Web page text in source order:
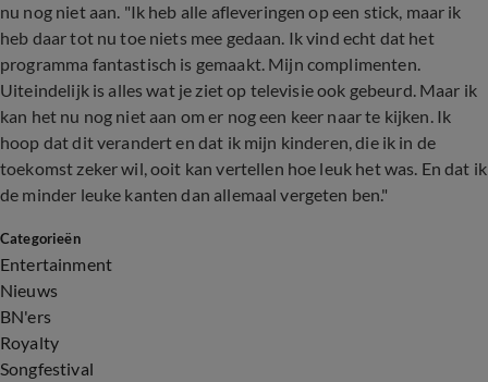
nu nog niet aan. "Ik heb alle afleveringen op een stick, maar ik
heb daar tot nu toe niets mee gedaan. Ik vind echt dat het
programma fantastisch is gemaakt. Mijn complimenten.
Uiteindelijk is alles wat je ziet op televisie ook gebeurd. Maar ik
kan het nu nog niet aan om er nog een keer naar te kijken. Ik
hoop dat dit verandert en dat ik mijn kinderen, die ik in de
toekomst zeker wil, ooit kan vertellen hoe leuk het was. En dat ik
de minder leuke kanten dan allemaal vergeten ben."
Categorieën
Entertainment
Nieuws
BN'ers
Royalty
Songfestival